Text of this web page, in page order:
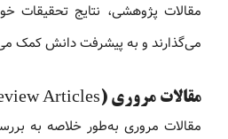
مقالات پژوهشی، نتایج تحقیقات
می‌گذارند و به پیشرفت دانش کمک
مقالات مروری (Review Articles)
مقالات مروری به‌طور خلاصه به